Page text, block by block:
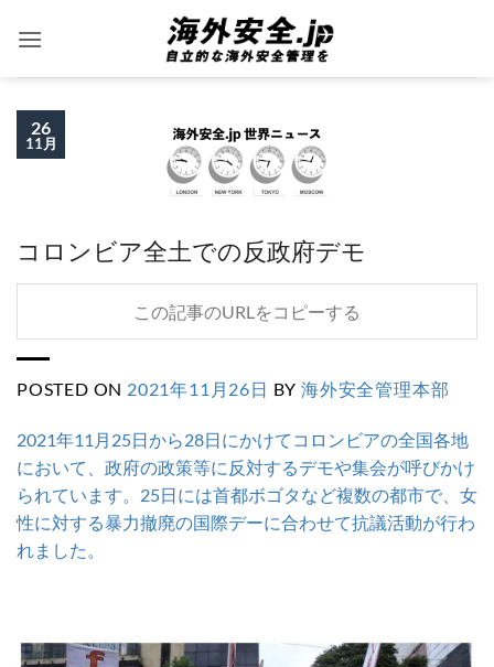
26
11月
コロンビア全土での反政府デモ
この記事のURLをコピーする
POSTED ON 2021年11月26日 BY海外安全管理本部
2021年11月25日から28日にかけてコロンビアの全国各地
において、政府の政策等に反対するデモや集会が呼びかけ
られています。25日には首都ボゴタなど複数の都市で、女
性に対する暴力撤廃の国際デーに合わせて抗議活動が行わ
れました。